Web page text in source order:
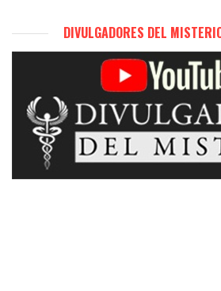
DIVULGADORES DEL